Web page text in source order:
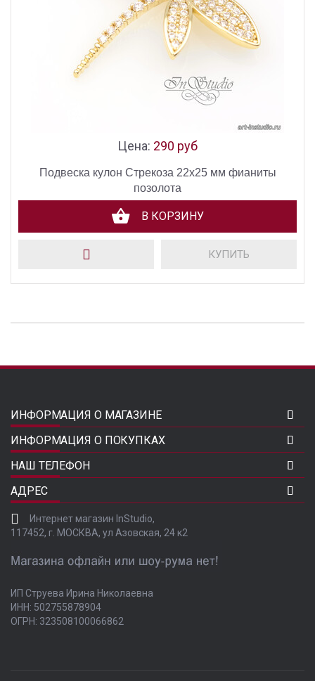
Цена: 290 руб
Подвеска кулон Стрекоза 22х25 мм фианиты
позолота
В КОРЗИНУ
КУПИТЬ
ИНФОРМАЦИЯ О МАГАЗИНЕ
ИНФОРМАЦИЯ О ПОКУПКАХ
НАШ ТЕЛЕФОН
АДРЕС
Интернет магазин InStudio,
117452, г. МОСКВА, ул Азовская, 24 к2
ИП Струева Ирина Николаевна
ИНН: 502755878904
ОГРН: 323508100066862